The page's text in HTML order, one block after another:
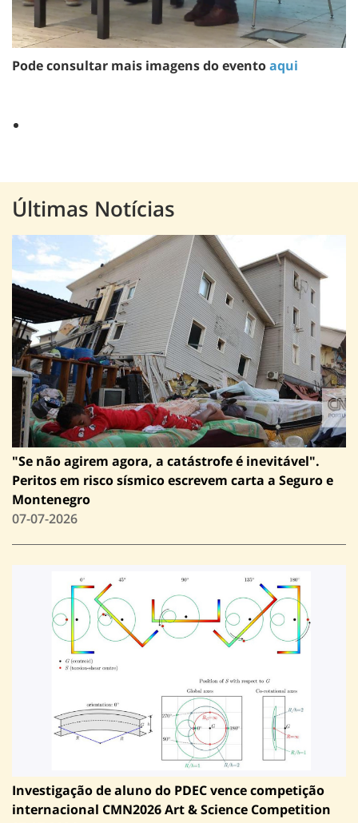
Pode consultar mais imagens do eventoaqui
Últimas Notícias
"Se não agirem agora, a catástrofe é inevitável".
Peritos em risco sísmico escrevem carta a Seguro e
Montenegro
07-07-2026
Investigação de aluno do PDEC vence competição
internacional CMN2026 Art & Science Competition